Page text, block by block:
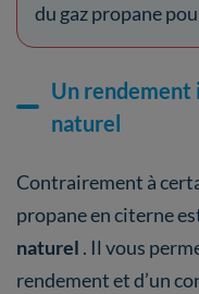
du gaz propane
Un rendement
naturel
Contrairement à
propane en citerne
naturel . Il vous
rendement et d’un